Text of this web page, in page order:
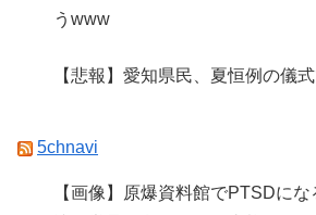
うwww
【悲報】愛知県民、夏恒例の儀
5chnavi
【画像】原爆資料館でPTSDに